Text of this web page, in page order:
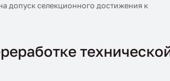
допуск селекционного достижения к